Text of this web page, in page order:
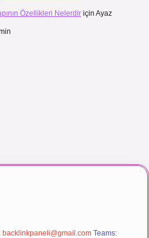
Özellikleri Nelerdir için Ayaz
backlinkpaneli@gmail.com Teams: